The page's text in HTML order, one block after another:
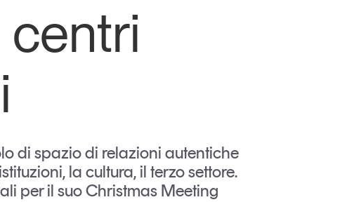
Iscriviti
centri
di spazio di relazioni autentiche
la cultura, il terzo settore.
per il suo Christmas Meeting